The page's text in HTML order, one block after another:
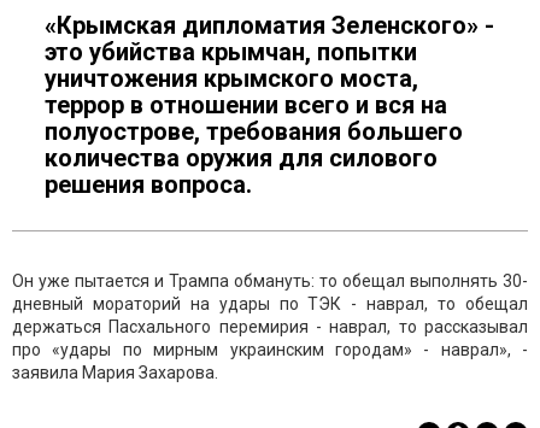
«Крымская дипломатия Зеленского» -
это убийства крымчан, попытки
уничтожения крымского моста,
террор в отношении всего и вся на
полуострове, требования большего
количества оружия для силового
решения вопроса.
Он уже пытается и Трампа обмануть: то обещал выполнять 30-
дневный мораторий на удары по ТЭК - наврал, то обещал
держаться Пасхального перемирия - наврал, то рассказывал
про «удары по мирным украинским городам» - наврал», -
заявила Мария Захарова.